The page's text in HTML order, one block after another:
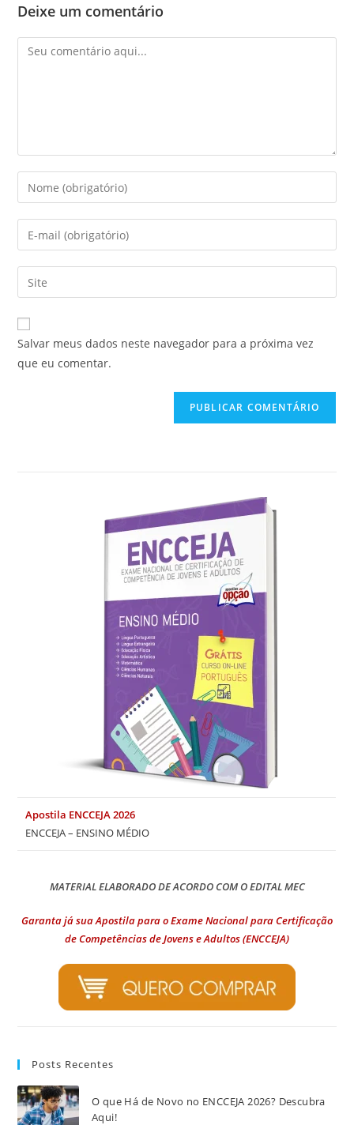
Deixe um comentário
Comentário
Digite
seu
nome
ou
de
usuário
para
comentar
Digite
seu
endereço
de
mail
para
comentar
Digite
o
URL
do
site
Salvar meus dados neste navegador para a próxima vez
que eu comentar.
Apostila ENCCEJA 2026
ENCCEJA – ENSINO MÉDIO
MATERIAL ELABORADO DE ACORDO COM O EDITAL MEC
Garanta já sua Apostila para o Exame Nacional para Certificação
de Competências de Jovens e Adultos (ENCCEJA)
Posts Recentes
O que Há de Novo no ENCCEJA 2026? Descubra
Aqui!